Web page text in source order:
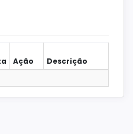
Ação
Descrição